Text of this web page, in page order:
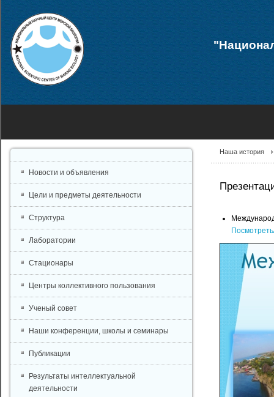
Наша история
Новости и объявления
Цели и предметы деятельности
Структура
Лаборатории
Стационары
Центры коллективного пользования
Ученый совет
Наши конференции, школы и семинары
Публикации
Результаты интеллектуальной
деятельности